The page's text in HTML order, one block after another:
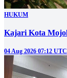
HUKUM
Kajari Kota
04 Aug 2026 07:12 UTC